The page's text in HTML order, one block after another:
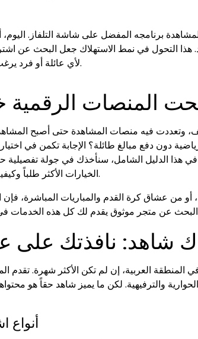
برنامجه المفضل على شاشة التلفاز.
هذا التحول في نمط الاستهلاك جعل البحث عن
لأي عائلة أو فرد يرغب في مواكبة آخر الإنتاجات الدرامية والرياضية.
المنصات الرقمية
فيه منصات المشاهدة حتى أصبح
دون دفع مبالغ طائلة؟ الإجابة تكمن في اختيار
الدليل الشامل، سنأخذك في جولة تفصيلية
الخيارات الأكثر طلباً.
من عشاق كرة القدم والمباريات المباشرة، فإن
شاهد: نافذتك على
العربية، إن لم تكن الأكثر شهرة. تقدم
والترفيهية. لكن ما يميز شاهد حقاً هو
أنواع